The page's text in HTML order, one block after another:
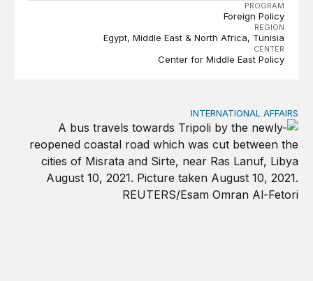
PROGRAM
Foreign Policy
REGION
Egypt Middle East & North Africa Tunisia
CENTER
Center for Middle East Policy
عملية السلام في ليبيا: ما الذي يهمّ منطقة المغرب بعد عشر
INTERNATIONAL AFFAIRS